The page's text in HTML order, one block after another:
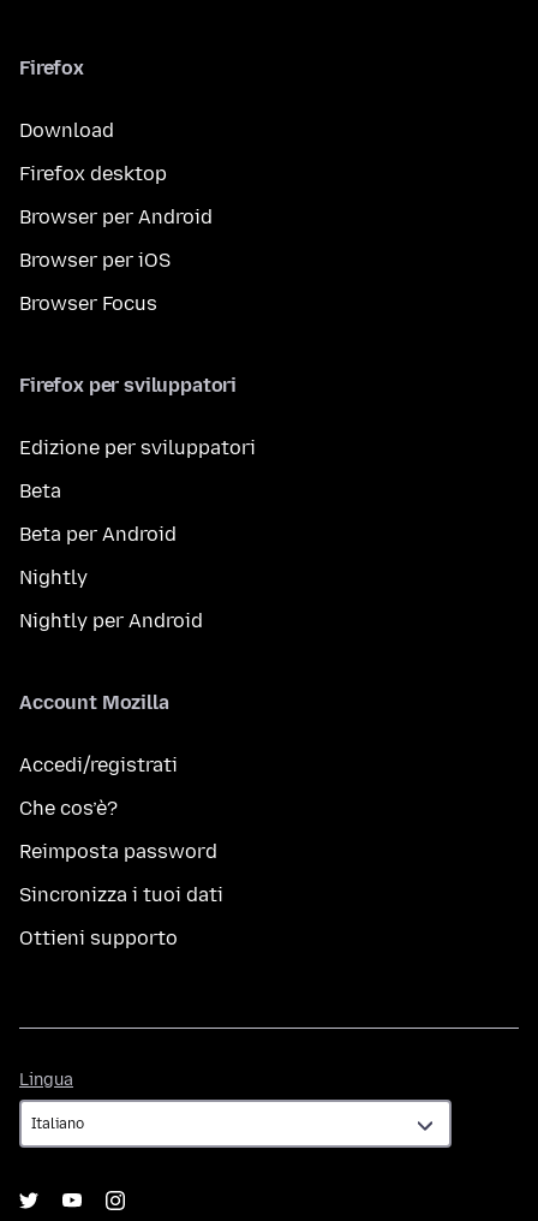
Firefox
Download
Firefox desktop
Browser per Android
Browser per iOS
Browser Focus
Firefox per sviluppatori
Edizione per sviluppatori
Beta
Beta per Android
Nightly
Nightly per Android
Account Mozilla
Accedi/registrati
Che cos’è?
Reimposta password
Sincronizza i tuoi dati
Ottieni supporto
Lingua